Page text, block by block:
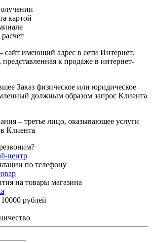
картой
сайт имеющий адрес в сети Интернет.
к продаже в интернет-
Заказ физическое или юридическое
должным образом запрос Клиента
– третье лицо, оказывающее услуги
Клиента
центр
по телефону
на товары магазина
рублей